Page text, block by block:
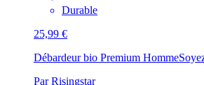
Durable
25,99 €
Débardeur bio Premium Homme
Par Risingstar